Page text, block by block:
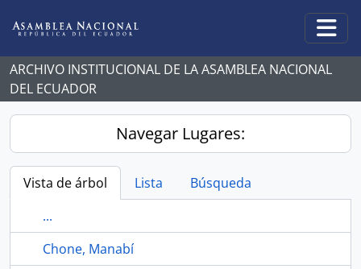
ARCHIVO INSTITUCIONAL DE LA ASAMBLEA NACIONAL
DEL ECUADOR
Navegar Lugares:
Vista de árbol Lista
Búsqueda
...
Chone, Manabí